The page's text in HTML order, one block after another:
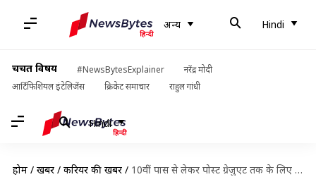
अन्य Hindi
चर्चित विषय #NewsBytesExplainer
नरेंद्र मोदी
आर्टिफिशियल इंटेलिजेंस
क्रिकेट समाचार राहुल गांधी
Hindi
होम / खबरें / करियर की खबरें / 10वीं पास से लेकर पोस्ट ग्रेजुएट तक के लिए निकली भर्तियां, ऐसे करें आवेदन